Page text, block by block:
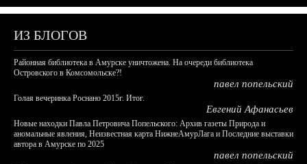
ИЗ БЛОГОВ
Районная библиотека в Амурске уничтожена. На очереди библиотека
Островского в Комсомольске?!
павел попельский
Голая вечеринка Роснано 2015г. Итог.
Евгений Афанасьев
Новые находки Павла Петровича Попельского: Архив газеты Природа и
аномальные явления, Неизвестная карта НижнеАмурЛага и Последние выставки
автора в Амурске по 2025
павел попельский